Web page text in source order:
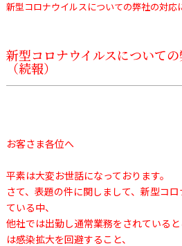
新型コロナウイルスについての弊社の対応
新型コロナウイルスについて
（続報）
お客さま各位へ
平素は大変お世話になっております。
さて、表題の件に関しまして、新型コ
ている中、
他社では出勤し通常業務をされている
は感染拡大を回避すること、